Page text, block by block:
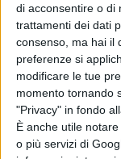
di acconsentire o di
trattamenti dei dati
consenso, ma hai il
preferenze si
modificare le tue
momento tornando
"Privacy" in fondo
È anche utile
o più servizi di
inoltre
Alberti,
Brandi ,
Lanciotti